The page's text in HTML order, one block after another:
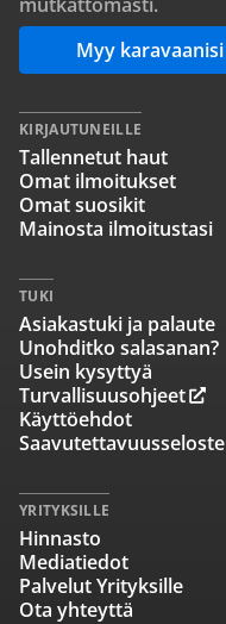
Myy karavaanisi
KIRJAUTUNEILLE
Tallennetut haut
Omat ilmoitukset
Omat suosikit
Mainosta ilmoitustasi
TUKI
Asiakastuki ja palaute
Unohditko salasanan?
Usein kysyttyä
Turvallisuusohjeet
Käyttöehdot
Saavutettavuusseloste
YRITYKSILLE
Hinnasto
Mediatiedot
Palvelut Yrityksille
Ota yhteyttä